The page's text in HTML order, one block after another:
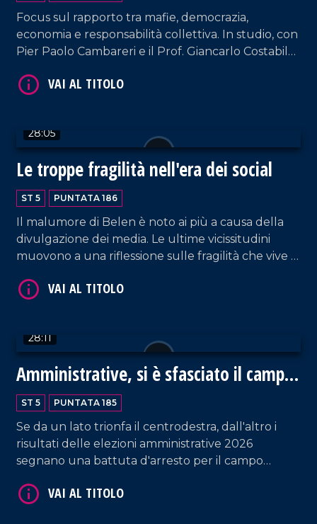
Focus sul rapporto tra mafie, democrazia,
economia e responsabilità collettiva. In studio, con
Pier Paolo Cambareri e il Prof. Giancarlo Costabile,
tra i massimi studiosi delle mafie a livello
28:05
Le troppe fragilità nell'era dei social
ST 5 PUNTATA 186
Il malumore di Belen è noto ai più a causa della
divulgazione dei media. Le ultime vicissitudini
muovono a una riflessione sulle fragilità che vive la
soldi. Ne parliamo con Alfonso Amendola, docente
Cosenza.
VAI AL TITOLO
28:11
Amministrative, si è sfasciato il campo
largo
ST 5 PUNTATA 185
Se da un lato trionfa il centrodestra, dall'altro i
risultati delle elezioni amministrative 2026
segnano una battuta d'arresto per il campo
Fausto Orsomarso, senatore di Fratelli d'Italia, e
VAI AL TITOLO
VAI AL TITOLO
VAI AL TITOLO